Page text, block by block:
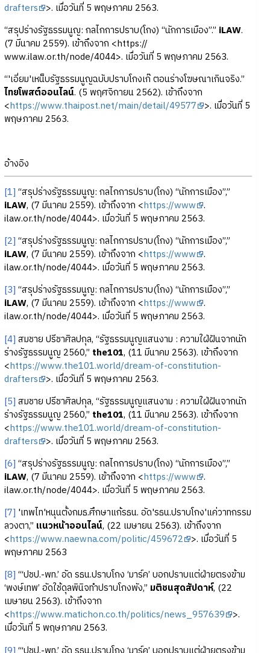
drafters >. เมื่อวันที่ 5 พฤษภาคม 2563.
“สรุปร่างรัฐธรรมนูญ: กลไกการปราบ(โกง) “นักการเมือง”.” iLAW.
(7 มีนาคม 2559). เข้าถึงจาก <https://
www.ilaw.or.th/node/4044>. เมื่อวันที่ 5 พฤษภาคม 2563.
“'เอี่ยม'เหน็บรัฐธรรมนูญฉบับปราบโกงเก๊ ตอนร่างโฆษณาเกินจริง.”
ไทยโพสต์ออนไลน์. (5 พฤศจิกายน 2562). เข้าถึงจาก
<https://www.thaipost.net/main/detail/49577 >. เมื่อวันที่ 5
พฤษภาคม 2563.
อ้างอิง
[1] “สรุปร่างรัฐธรรมนูญ: กลไกการปราบ(โกง) “นักการเมือง”,”
iLAW, (7 มีนาคม 2559). เข้าถึงจาก <https://www .
ilaw.or.th/node/4044>. เมื่อวันที่ 5 พฤษภาคม 2563.
[2] “สรุปร่างรัฐธรรมนูญ: กลไกการปราบ(โกง) “นักการเมือง”,”
iLAW, (7 มีนาคม 2559). เข้าถึงจาก <https://www .
ilaw.or.th/node/4044>. เมื่อวันที่ 5 พฤษภาคม 2563.
[3] “สรุปร่างรัฐธรรมนูญ: กลไกการปราบ(โกง) “นักการเมือง”,”
iLAW, (7 มีนาคม 2559). เข้าถึงจาก <https://www .
ilaw.or.th/node/4044>. เมื่อวันที่ 5 พฤษภาคม 2563.
[4] สมชาย ปรีชาศิลปกุล, “รัฐธรรมนูญแสนงาม : ความใฝ่ฝันจากนัก
ร่างรัฐธรรมนูญ 2560,” the101, (11 มีนาคม 2563). เข้าถึงจาก
<https://www.the101.world/dream-of-constitution-
drafters >. เมื่อวันที่ 5 พฤษภาคม 2563.
[5] สมชาย ปรีชาศิลปกุล, “รัฐธรรมนูญแสนงาม : ความใฝ่ฝันจากนัก
ร่างรัฐธรรมนูญ 2560,” the101, (11 มีนาคม 2563). เข้าถึงจาก
<https://www.the101.world/dream-of-constitution-
drafters >. เมื่อวันที่ 5 พฤษภาคม 2563.
[6] “สรุปร่างรัฐธรรมนูญ: กลไกการปราบ(โกง) “นักการเมือง”,”
iLAW, (7 มีนาคม 2559). เข้าถึงจาก <https://www .
ilaw.or.th/node/4044>. เมื่อวันที่ 5 พฤษภาคม 2563.
[7] 'เทพไท'หนุนตั้งกมธ.ศึกษาแก้รธน. อัด'รธน.ปราบโกง'แค่วาทกรรม
ลวงตา,” แนวหน้าออนไลน์, (22 เมษายน 2563). เข้าถึงจาก
<https://www.naewna.com/politic/459672 >. เมื่อวันที่ 5
พฤษภาคม 2563
[8] “‘ปชป.-พท.’ อัด รธน.ปราบโกง ‘มาร์ค’ บอกปราบแต่ฝ่ายตรงข้าม
‘พงษ์เทพ’ อัดใช้ดุลพินิจทำปราบโกงพัง,” มติชนสุดสัปดาห์, (22
เมษายน 2563). เข้าถึงจาก
<https://www.matichon.co.th/politics/news_957639 >.
เมื่อวันที่ 5 พฤษภาคม 2563.